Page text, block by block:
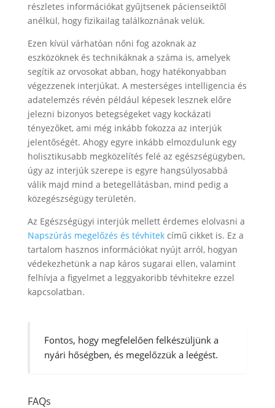
részletes információkat gyűjtsenek pácienseiktől
anélkül, hogy fizikailag találkoznának velük.
Ezen kívül várhatóan nőni fog azoknak az
eszközöknek és technikáknak a száma is, amelyek
segítik az orvosokat abban, hogy hatékonyabban
végezzenek interjúkat. A mesterséges intelligencia és
adatelemzés révén például képesek lesznek előre
jelezni bizonyos betegségeket vagy kockázati
tényezőket, ami még inkább fokozza az interjúk
jelentőségét. Ahogy egyre inkább elmozdulunk egy
holisztikusabb megközelítés felé az egészségügyben,
úgy az interjúk szerepe is egyre hangsúlyosabbá
válik majd mind a betegellátásban, mind pedig a
közegészségügy területén.
Az Egészségügyi interjúk mellett érdemes elolvasni a
Napszúrás megelőzés és tévhitekcímű cikket is. Ez a
tartalom hasznos információkat nyújt arról, hogyan
védekezhetünk a nap káros sugarai ellen, valamint
felhívja a figyelmet a leggyakoribb tévhitekre ezzel
kapcsolatban.
Fontos, hogy megfelelően felkészüljünk a
nyári hőségben, és megelőzzük a leégést.
FAQs